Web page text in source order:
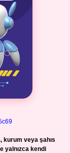
kurum veya şahıs
yalnızca kendi